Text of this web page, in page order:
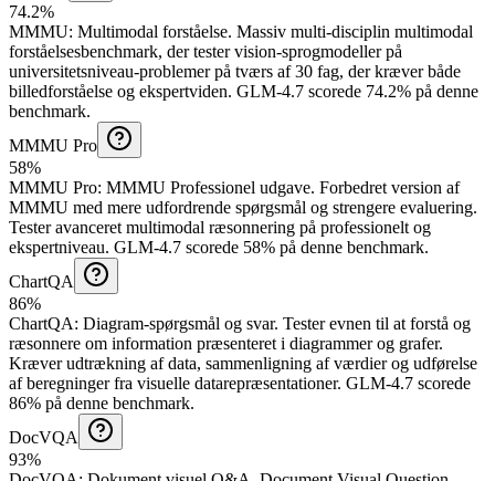
74.2%
MMMU: Multimodal forståelse. Massiv multi-disciplin multimodal
forståelsesbenchmark, der tester vision-sprogmodeller på
universitetsniveau-problemer på tværs af 30 fag, der kræver både
billedforståelse og ekspertviden. GLM-4.7 scorede 74.2% på denne
benchmark.
MMMU Pro
58%
MMMU Pro: MMMU Professionel udgave. Forbedret version af
MMMU med mere udfordrende spørgsmål og strengere evaluering.
Tester avanceret multimodal ræsonnering på professionelt og
ekspertniveau. GLM-4.7 scorede 58% på denne benchmark.
ChartQA
86%
ChartQA: Diagram-spørgsmål og svar. Tester evnen til at forstå og
ræsonnere om information præsenteret i diagrammer og grafer.
Kræver udtrækning af data, sammenligning af værdier og udførelse
af beregninger fra visuelle datarepræsentationer. GLM-4.7 scorede
86% på denne benchmark.
DocVQA
93%